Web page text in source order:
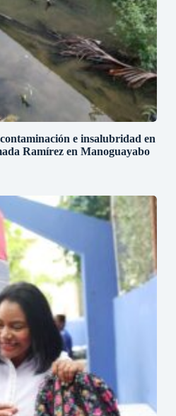
e insalubridad en
Ramírez en Manoguayabo